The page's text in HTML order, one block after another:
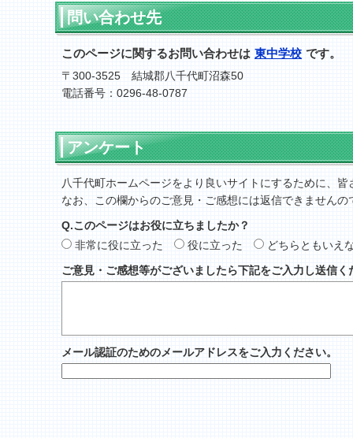
問い合わせ先
このページに関するお問い合わせは 東中学校 です。
〒300-3525 結城郡八千代町沼森50
電話番号：0296-48-0787
アンケート
八千代町ホームページをより良いサイトにするために、
なお、この欄からのご意見・ご感想には返信できませんの
Q.このページはお役に立ちましたか？
非常に役に立った
役に立った
どちらともいえ
ご意見・ご感想等がございましたら下記をご入力し送信く
メール認証のためのメールアドレスをご入力ください。